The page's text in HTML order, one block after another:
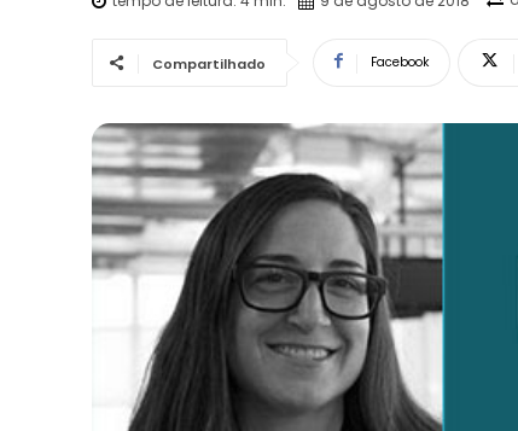
Compartilhado Facebook